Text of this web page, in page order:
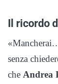
Il ricordo
senza
che Andrea